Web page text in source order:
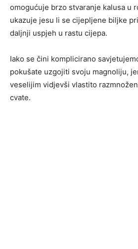
omogućuje brzo stvaranje kalusa u
ukazuje jesu li se cijepljene biljke
daljnji uspjeh u rastu cijepa.
Iako se čini komplicirano
pokušate uzgojiti svoju magnoliju,
veselijim vidjevši vlastito
cvate.